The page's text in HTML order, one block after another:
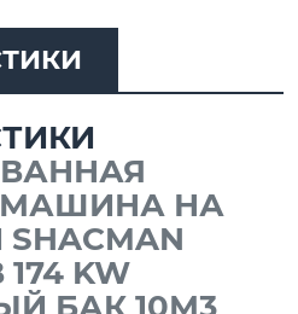
НА
KW